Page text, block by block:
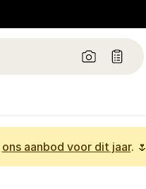
ons aanbod voor dit jaar. 🌷